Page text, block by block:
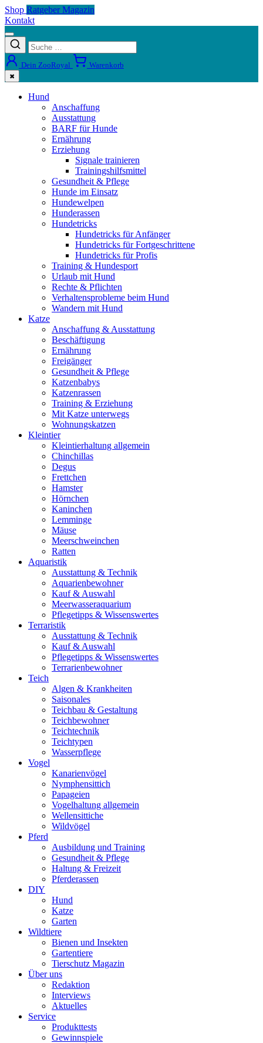
Shop Ratgeber Magazin
Kontakt
Dein ZooRoyal Warenkorb
✖
Hund
Anschaffung
Ausstattung
BARF für Hunde
Ernährung
Erziehung
Signale trainieren
Trainingshilfsmittel
Gesundheit & Pflege
Hunde im Einsatz
Hundewelpen
Hunderassen
Hundetricks
Hundetricks für Anfänger
Hundetricks für Fortgeschrittene
Hundetricks für Profis
Training & Hundesport
Urlaub mit Hund
Rechte & Pflichten
Verhaltensprobleme beim Hund
Wandern mit Hund
Katze
Anschaffung & Ausstattung
Beschäftigung
Ernährung
Freigänger
Gesundheit & Pflege
Katzenbabys
Katzenrassen
Training & Erziehung
Mit Katze unterwegs
Wohnungskatzen
Kleintier
Kleintierhaltung allgemein
Chinchillas
Degus
Frettchen
Hamster
Hörnchen
Kaninchen
Lemminge
Mäuse
Meerschweinchen
Ratten
Aquaristik
Ausstattung & Technik
Aquarienbewohner
Kauf & Auswahl
Meerwasseraquarium
Pflegetipps & Wissenswertes
Terraristik
Ausstattung & Technik
Kauf & Auswahl
Pflegetipps & Wissenswertes
Terrarienbewohner
Teich
Algen & Krankheiten
Saisonales
Teichbau & Gestaltung
Teichbewohner
Teichtechnik
Teichtypen
Wasserpflege
Vogel
Kanarienvögel
Nymphensittich
Papageien
Vogelhaltung allgemein
Wellensittiche
Wildvögel
Pferd
Ausbildung und Training
Gesundheit & Pflege
Haltung & Freizeit
Pferderassen
DIY
Hund
Katze
Garten
Wildtiere
Bienen und Insekten
Gartentiere
Tierschutz Magazin
Über uns
Redaktion
Interviews
Aktuelles
Service
Produkttests
Gewinnspiele